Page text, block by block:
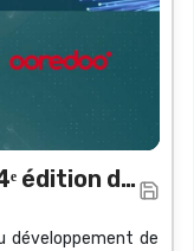
édition du
développement de